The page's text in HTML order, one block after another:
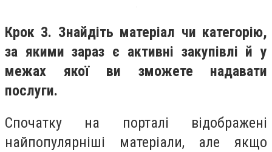
Крок 3. Знайдіть матеріал чи категорію,
за якими зараз є активні закупівлі й у
межах якої ви зможете надавати
послуги.
Спочатку на порталі відображені
найпопулярніші матеріали, але якщо